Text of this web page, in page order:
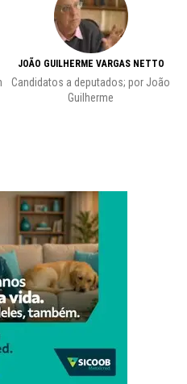
JOÃO GUILHERME VARGAS NETTO
Candidatos a deputados; por João
Guilherme